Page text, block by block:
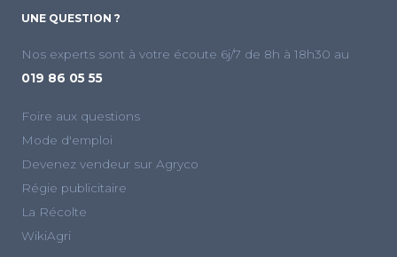
UNE QUESTION ?
Nos experts sont à votre écoute 6j/7 de 8h à 18h30 au
019 86 05 55
Foire aux questions
Mode d'emploi
Devenez vendeur sur Agryco
Régie publicitaire
La Récolte
WikiAgri